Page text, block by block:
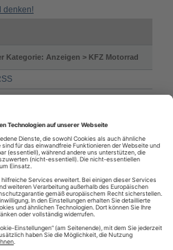
denken!
Kategorie: Anzeigen > KFZ Motorrad